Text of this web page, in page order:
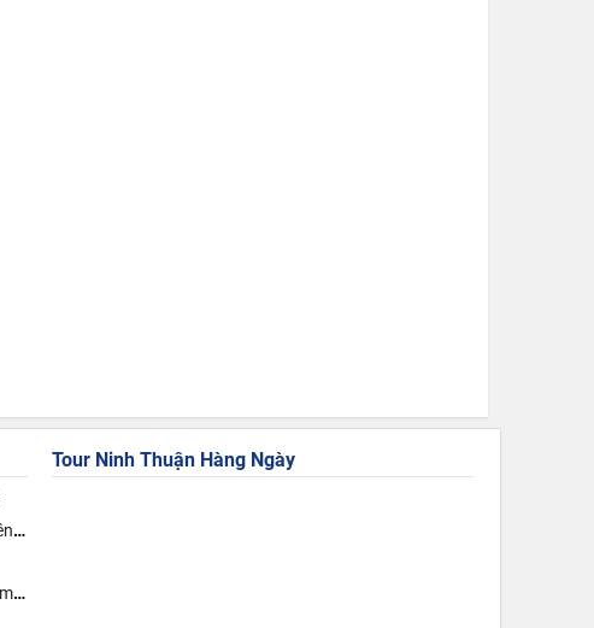
Raglai House Phước Bình – Ngôi Nhà Bên Suối
Khu nghỉ dưỡng Apec Mandala Wyndham Mũi Né – Bình Thuận
Tour Ninh ThuậnHàng Ngày